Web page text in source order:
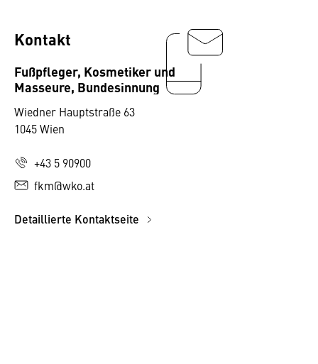
Kontakt
Fußpfleger, Kosmetiker und
Masseure, Bundesinnung
Wiedner Hauptstraße 63
1045 Wien
+43 5 90900
fkm@wko.at
Detaillierte Kontaktseite